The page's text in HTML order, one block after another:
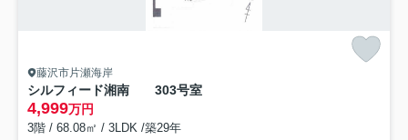
藤沢市片瀬海岸
シルフィード湘南 303号室
4,999万円
3階 / 68.08㎡ / 3LDK /築29年